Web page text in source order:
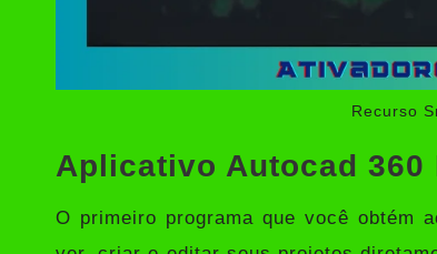
Recurso
Aplicativo Autocad 360
O primeiro programa que você obtém